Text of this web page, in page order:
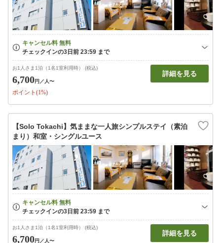
お1人さま1泊（1名1室利用時） (税込)
6,700円 ／人〜
ポイント(1%)
詳細を見る
【Solo Tokachi】気ままな一人旅シンプルステイ（素泊
まり）和室・シングルユース
お1人さま1泊（1名1室利用時） (税込)
6,700円 ／人〜
詳細を見る